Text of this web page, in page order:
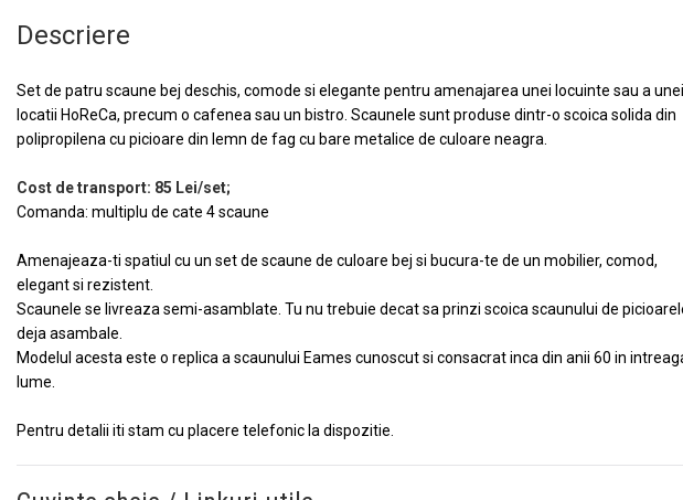
Descriere
Set de patru scaune bej deschis, comode si elegante pentru amenajarea unei locuinte sau a unei
locatii HoReCa, precum o cafenea sau un bistro. Scaunele sunt produse dintr-o scoica solida din
polipropilena cu picioare din lemn de fag cu bare metalice de culoare neagra.
Cost de transport: 85 Lei/set;
Comanda: multiplu de cate 4 scaune
Amenajeaza-ti spatiul cu un set de scaune de culoare bej si bucura-te de un mobilier, comod,
elegant si rezistent.
Scaunele se livreaza semi-asamblate. Tu nu trebuie decat sa prinzi scoica scaunului de
deja asambale.
Modelul acesta este o replica a scaunului Eames cunoscut si consacrat inca din anii 60 in
lume.
Pentru detalii iti stam cu placere telefonic la dispozitie.